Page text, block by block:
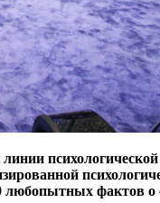
любопытных фактов